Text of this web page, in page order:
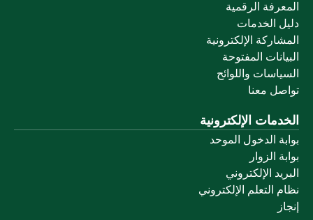
المعرفة الرقمية
دليل الخدمات
المشاركة الإلكترونية
البيانات المفتوحة
السياسات واللوائح
تواصل معنا
الخدمات الإلكترونية
بوابة الدخول الموحد
بوابة الزوار
البريد الإلكتروني
نظام التعلم الإلكتروني
إنجاز